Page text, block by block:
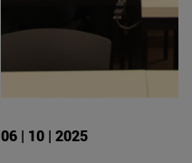
06 | 10 | 2025